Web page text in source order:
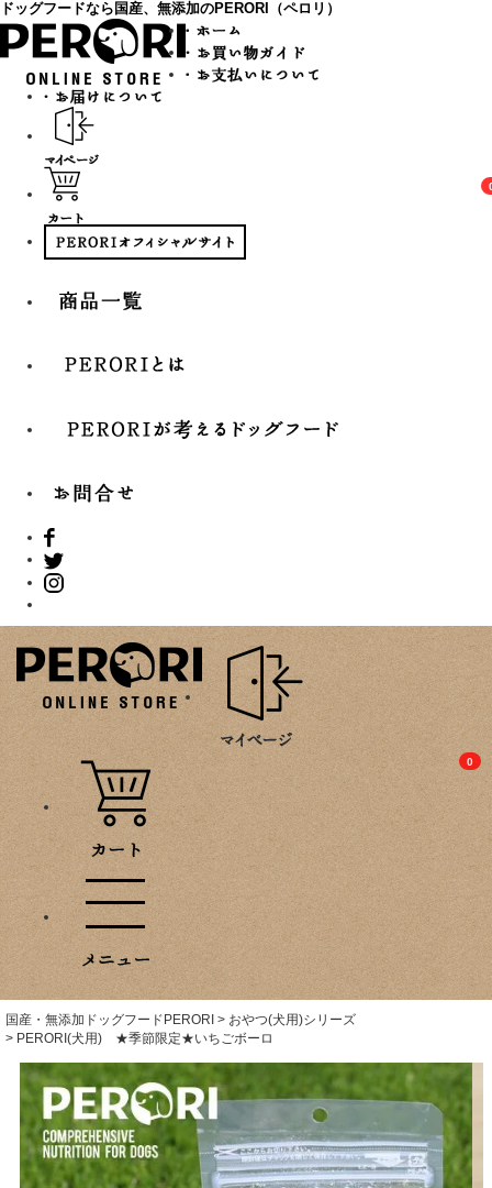
ドッグフードなら国産、無添加のPERORI（ペロリ）
0
国産・無添加ドッグフードPERORI
おやつ(犬用)シリーズ
PERORI(犬用) ★季節限定★いちごボーロ